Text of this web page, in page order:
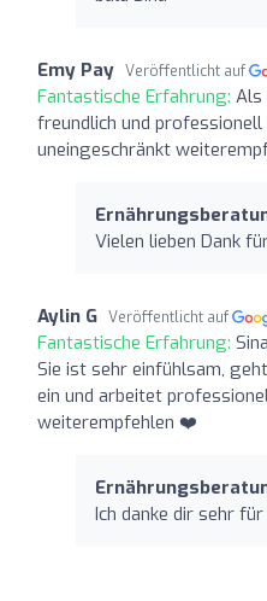
Emy Pay Veröffentlicht auf
Fantastische Erfahrung: Als
freundlich und professionell
uneingeschränkt
Vielen lieben Dank
Aylin G Veröffentlicht auf
Fantastische Erfahrung:
Sie ist sehr einfühlsam,
ein und arbeitet
weiterempfehlen ❤️
Ich danke dir sehr für